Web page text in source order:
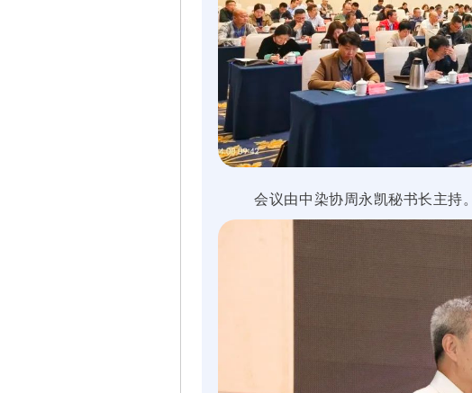
会议由中染协周永凯秘书长主持。